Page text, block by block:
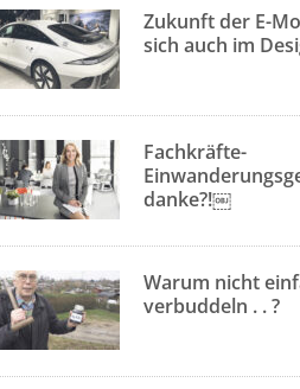
Zukunft der E-
sich auch im
Fachkräfte-
danke?!￼
Warum nicht
verbuddeln . . ?